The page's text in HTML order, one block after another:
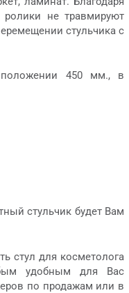
не травмируют
стульчика с
450 мм., в
стульчик будет Вам
стул для косметолога
удобным для Вас
по продажам или в